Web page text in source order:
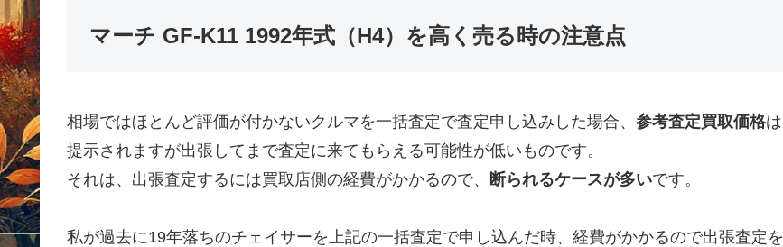
マーチ GF-K11 1992年式（H4）を高く売る時の注意点
相場ではほとんど評価が付かないクルマを一括査定で査定申し込みした場合、 参考査定買取価格は
提示されますが出張してまで査定に来てもらえる可能性が低いものです。
それは、出張査定するには買取店側の経費がかかるので、 断られるケースが多いです。
私が過去に19年落ちのチェイサーを上記の一括査定で申し込んだ時、経費がかかるので出張査定を